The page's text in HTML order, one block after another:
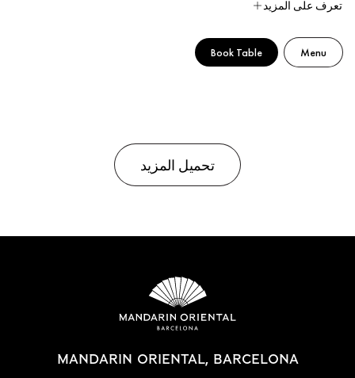
تعرف على المزيد
Menu
Book Table
تحميل المزيد
MANDARIN ORIENTAL, BARCELONA